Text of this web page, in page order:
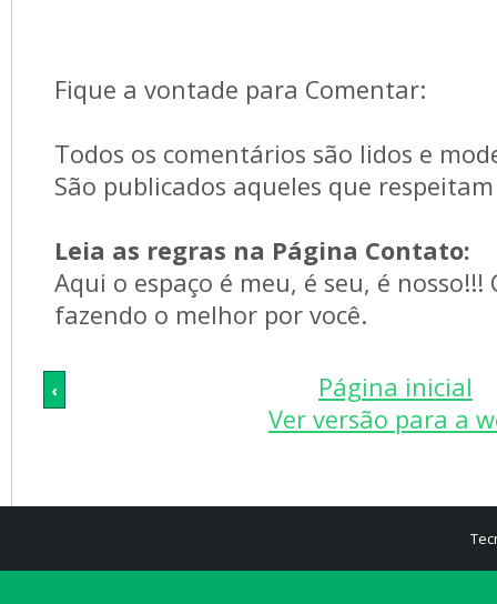
Fique a vontade para Comentar:
Todos os comentários são lidos e
São publicados aqueles que
Leia as regras na Página Contato:
Aqui o espaço é meu, é seu, é nosso!!!
fazendo o melhor por você.
‹
Página inicial
Ver versão para a